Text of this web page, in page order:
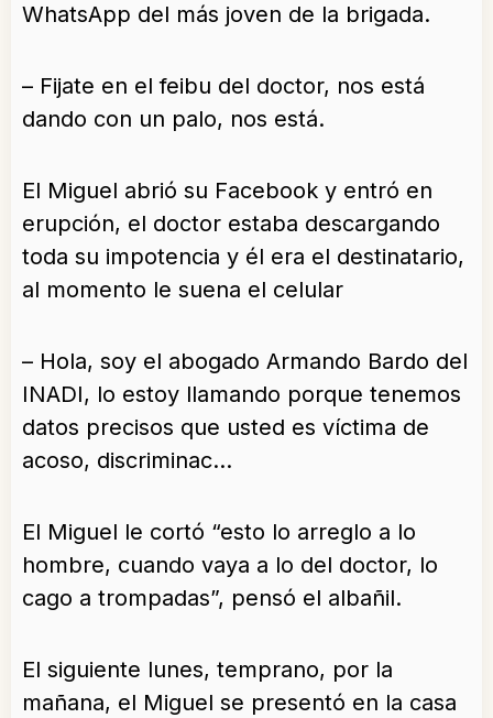
WhatsApp del más joven de la brigada.
– Fijate en el feibu del doctor, nos está
dando con un palo, nos está.
El Miguel abrió su Facebook y entró en
erupción, el doctor estaba descargando
toda su impotencia y él era el destinatario,
al momento le suena el celular
– Hola, soy el abogado Armando Bardo del
INADI, lo estoy llamando porque tenemos
datos precisos que usted es víctima de
acoso, discriminac…
El Miguel le cortó “esto lo arreglo a lo
hombre, cuando vaya a lo del doctor, lo
cago a trompadas”, pensó el albañil.
El siguiente lunes, temprano, por la
mañana, el Miguel se presentó en la casa